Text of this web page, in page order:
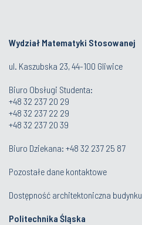
Wydział Matematyki Stosowanej
ul. Kaszubska 23, 44-100 Gliwice
Biuro Obsługi Studenta:
+48 32 237 20 29
+48 32 237 22 29
+48 32 237 20 39
Biuro Dziekana: +48 32 237 25 87
Pozostałe dane kontaktowe
Dostępność architektoniczna budynku
Politechnika Śląska